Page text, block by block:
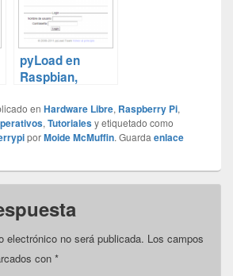
pyLoad en
Raspbian,
directa en tu
RaspberryPi
en Hardware Libre, Raspberry Pi,
, Tutorialesy etiquetado como
porMoide McMuffin. Guarda enlace
electrónico no será publicada. Los campos
con *